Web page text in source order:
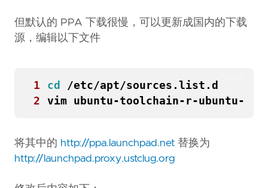
但默认的 PPA 下载很慢，可以更新成国内的下载
源，编辑以下文件
1 cd
2
将其中的 http://ppa.launchpad.net 替换为
http://launchpad.proxy.ustclug.org